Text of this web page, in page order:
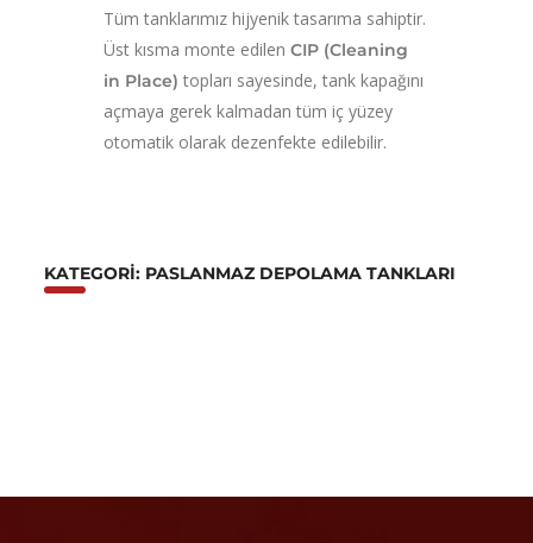
Tüm tanklarımız hijyenik tasarıma sahiptir.
Üst kısma monte edilenCIP (Cleaning
in Place) topları sayesinde, tank kapağını
açmaya gerek kalmadan tüm iç yüzey
otomatik olarak dezenfekte edilebilir.
KATEGORI: PASLANMAZ DEPOLAMA TANKLARI